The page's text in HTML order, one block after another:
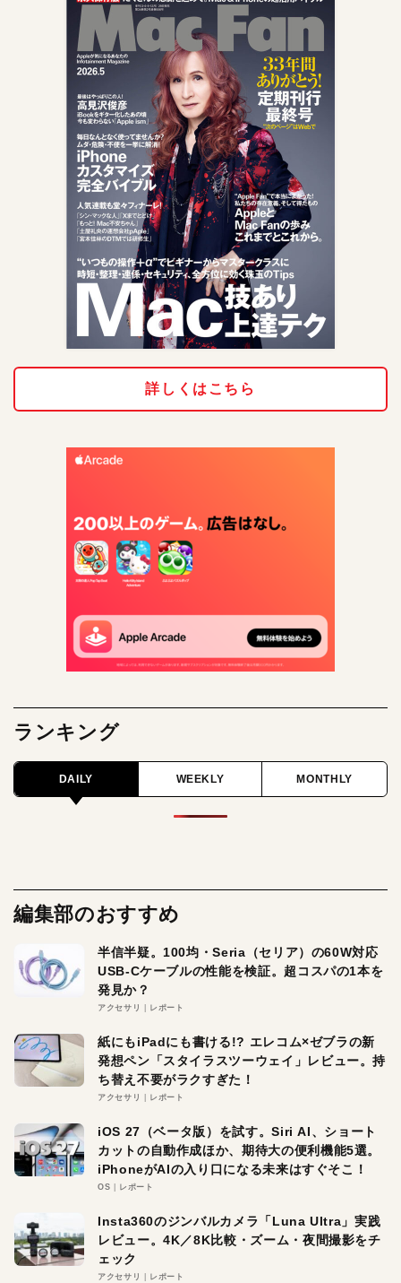
詳しくはこちら
ランキング
DAILY WEEKLY MONTHLY
編集部のおすすめ
半信半疑。100均・Seria（セリア）の60W対応
USB-Cケーブルの性能を検証。超コスパの1本を
発見か？
アクセサリ レポート
紙にもiPadにも書ける!? エレコム×ゼブラの新
発想ペン「スタイラスツーウェイ」レビュー。持
ち替え不要がラクすぎた！
アクセサリ レポート
iOS 27（ベータ版）を試す。Siri AI、ショート
カットの自動作成ほか、期待大の便利機能5選。
iPhoneがAIの入り口になる未来はすぐそこ！
OS レポート
Insta360のジンバルカメラ「Luna Ultra」実践
レビュー。4K／8K比較・ズーム・夜間撮影をチ
ェック
アクセサリ レポート